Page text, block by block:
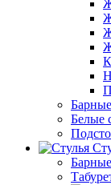
Белые